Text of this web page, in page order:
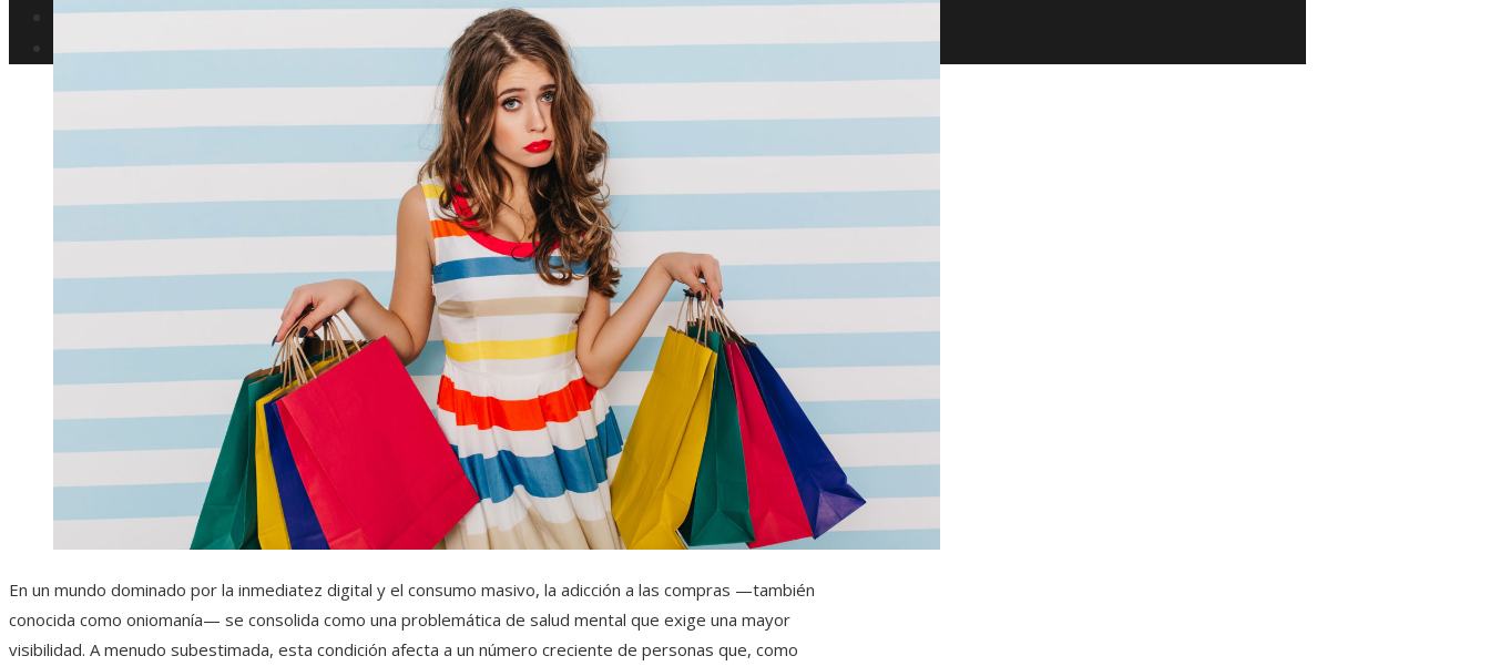
Responsabilidad social
Cultura y ocio
En un mundo dominado por la inmediatez digital y el consumo masivo, la adicción a las compras —también
conocida como oniomanía— se consolida como una problemática de salud mental que exige una mayor
visibilidad. A menudo subestimada, esta condición afecta a un número creciente de personas que, como